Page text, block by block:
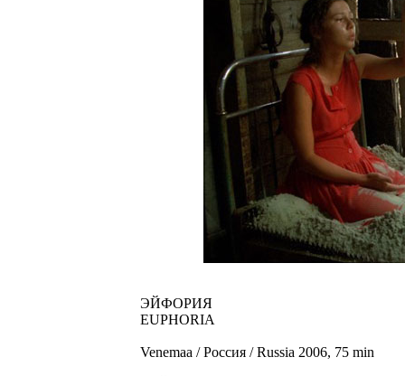
ЭЙФОРИЯ
EUPHORIA
Venemaa / Россия / Russia 2006, 75 min